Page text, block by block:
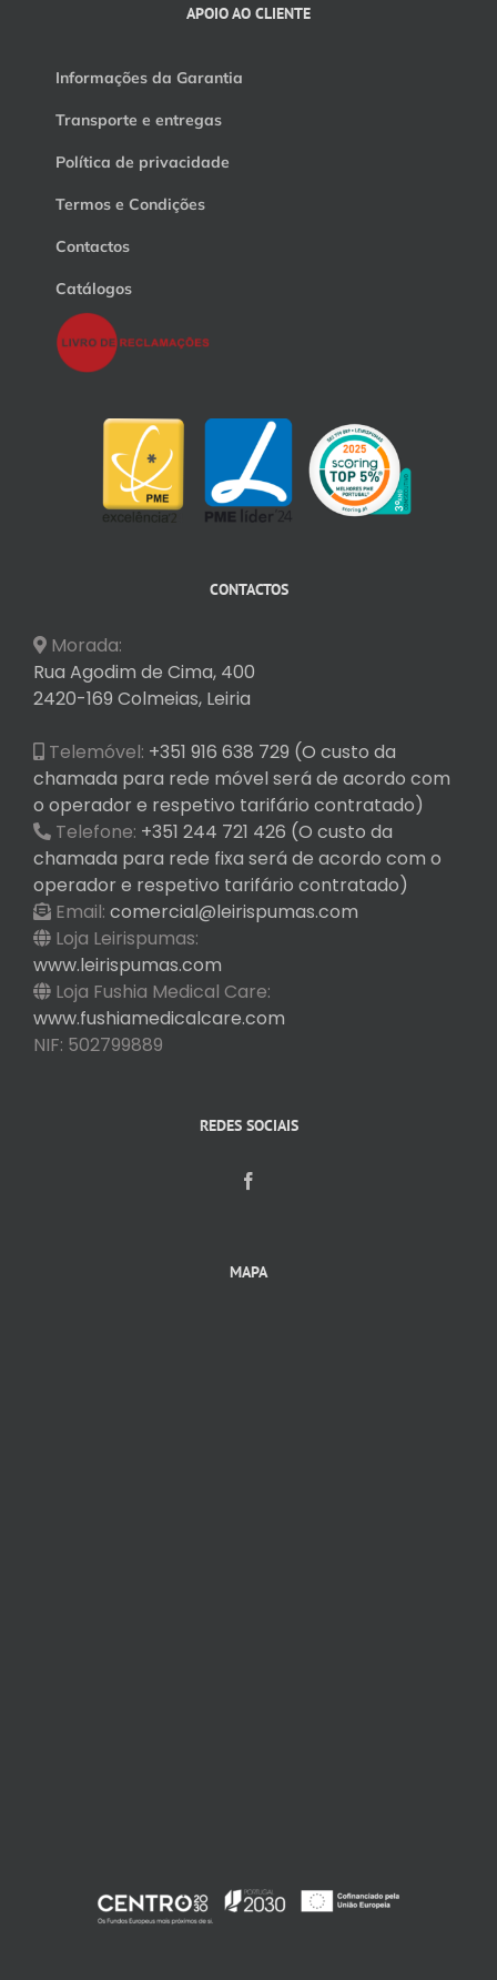
APOIO AO CLIENTE
Informações da Garantia
Transporte e entregas
Política de privacidade
Termos e Condições
Contactos
Catálogos
CONTACTOS
Morada:
Rua Agodim de Cima, 400
2420-169 Colmeias, Leiria
Telemóvel: +351 916 638 729 (O custo da
chamada para rede móvel será de acordo com
o operador e respetivo tarifário contratado)
Telefone: +351 244 721 426 (O custo da
chamada para rede fixa será de acordo com o
operador e respetivo tarifário contratado)
Email: comercial@leirispumas.com
Loja Leirispumas:
www.leirispumas.com
Loja Fushia Medical Care:
www.fushiamedicalcare.com
NIF: 502799889
REDES SOCIAIS
MAPA